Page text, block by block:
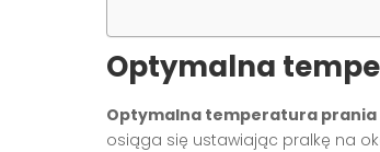
Optymalna
Optymalna temperatura prania
osiąga się ustawiając pralkę na